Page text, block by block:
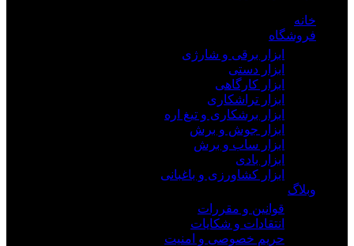
خانه
فروشگاه
ابزار برقی و شارژی
ابزار دستی
ابزار کارگاهی
ابزار تراشکاری
ابزار برشکاری و تیغ اره
ابزار جوش و برش
ابزار ساب و برش
ابزار بادی
ابزار کشاورزی و باغبانی
وبلاگ
قوانین و مقررات
انتقادات و شکایات
حریم خصوصی و امنیت